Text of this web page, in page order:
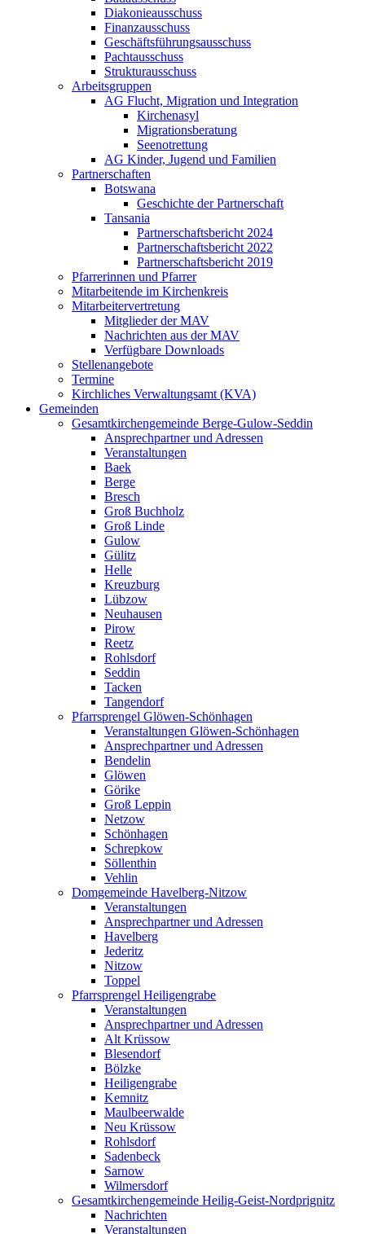
Diakonieausschuss
Finanzausschuss
Geschäftsführungsausschuss
Pachtausschuss
Strukturausschuss
Arbeitsgruppen
AG Flucht, Migration und Integration
Kirchenasyl
Migrationsberatung
Seenotrettung
AG Kinder, Jugend und Familien
Partnerschaften
Botswana
Geschichte der Partnerschaft
Tansania
Partnerschaftsbericht 2024
Partnerschaftsbericht 2022
Partnerschaftsbericht 2019
Pfarrerinnen und Pfarrer
Mitarbeitende im Kirchenkreis
Mitarbeitervertretung
Mitglieder der MAV
Nachrichten aus der MAV
Verfügbare Downloads
Stellenangebote
Termine
Kirchliches Verwaltungsamt (KVA)
Gemeinden
Gesamtkirchengemeinde Berge-Gulow-Seddin
Ansprechpartner und Adressen
Veranstaltungen
Baek
Berge
Bresch
Groß Buchholz
Groß Linde
Gulow
Gülitz
Helle
Kreuzburg
Lübzow
Neuhausen
Pirow
Reetz
Rohlsdorf
Seddin
Tacken
Tangendorf
Pfarrsprengel Glöwen-Schönhagen
Veranstaltungen Glöwen-Schönhagen
Ansprechpartner und Adressen
Bendelin
Glöwen
Görike
Groß Leppin
Netzow
Schönhagen
Schrepkow
Söllenthin
Vehlin
Domgemeinde Havelberg-Nitzow
Veranstaltungen
Ansprechpartner und Adressen
Havelberg
Jederitz
Nitzow
Toppel
Pfarrsprengel Heiligengrabe
Veranstaltungen
Ansprechpartner und Adressen
Alt Krüssow
Blesendorf
Bölzke
Heiligengrabe
Kemnitz
Maulbeerwalde
Neu Krüssow
Rohlsdorf
Sadenbeck
Sarnow
Wilmersdorf
Gesamtkirchengemeinde Heilig-Geist-Nordprignitz
Nachrichten
Veranstaltungen